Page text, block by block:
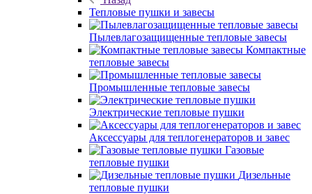
Тепловые пушки и завесы
Пылевлагозащищенные тепловые завесы
Компактные
тепловые завесы
Промышленные тепловые завесы
Электрические тепловые пушки
Аксессуары для теплогенераторов и завес
Газовые
тепловые пушки
Дизельные
тепловые пушки